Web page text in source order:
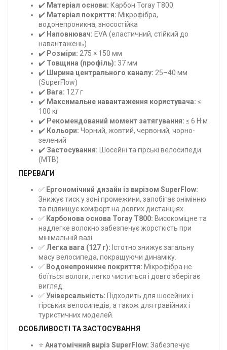
✔️ Матеріал основи: Карбон Toray T800
✔️ Матеріал покриття: Мікрофібра,
водонепроникна, зносостійка
✔️ Наповнювач: EVA (еластичний, стійкий до
навантажень)
✔️ Розміри: 275 × 150 мм
✔️ Товщина (профіль): 37 мм
✔️ Ширина центрального каналу: 25–40 мм
(SuperFlow)
✔️ Вага: 127 г
✔️ Максимальне навантаження користувача: ≤
100 кг
✔️ Рекомендований момент затягування: ≤ 6 Н·м
✔️ Кольори: Чорний, жовтий, червоний, чорно-
зелений
✔️ Застосування: Шосейні та гірські велосипеди
(MTB)
ПЕРЕВАГИ
✅ Ергономічний дизайн із вирізом SuperFlow:
Знижує тиск у зоні промежини, запобігає онімінню
та підвищує комфорт на довгих дистанціях.
✅ Карбонова основа Toray T800: Високоміцне та
надлегке волокно забезпечує жорсткість при
мінімальній вазі.
✅ Легка вага (127 г): Істотно знижує загальну
масу велосипеда, покращуючи динаміку.
✅ Водонепроникне покриття: Мікрофібра не
боїться вологи, легко чиститься і довго зберігає
вигляд.
✅Універсальність: Підходить для шосейних і
гірських велосипедів, а також для гравійних і
туристичних моделей.
ОСОБЛИВОСТІ ТА ЗАСТОСУВАННЯ
⭐ Анатомічний виріз SuperFlow: Забезпечує